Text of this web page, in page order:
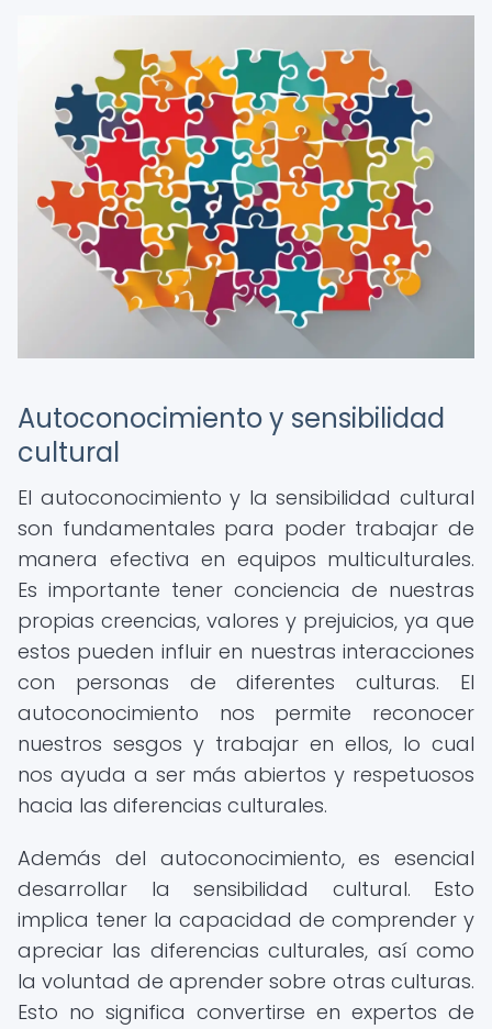
Autoconocimiento y sensibilidad
cultural
El autoconocimiento y la sensibilidad cultural
son fundamentales para poder trabajar de
manera efectiva en equipos multiculturales.
Es importante tener conciencia de nuestras
propias creencias, valores y prejuicios, ya que
estos pueden influir en nuestras interacciones
con personas de diferentes culturas. El
autoconocimiento nos permite reconocer
nuestros sesgos y trabajar en ellos, lo cual
nos ayuda a ser más abiertos y respetuosos
hacia las diferencias culturales.
Además del autoconocimiento, es esencial
desarrollar la sensibilidad cultural. Esto
implica tener la capacidad de comprender y
apreciar las diferencias culturales, así como
la voluntad de aprender sobre otras culturas.
Esto no significa convertirse en expertos de